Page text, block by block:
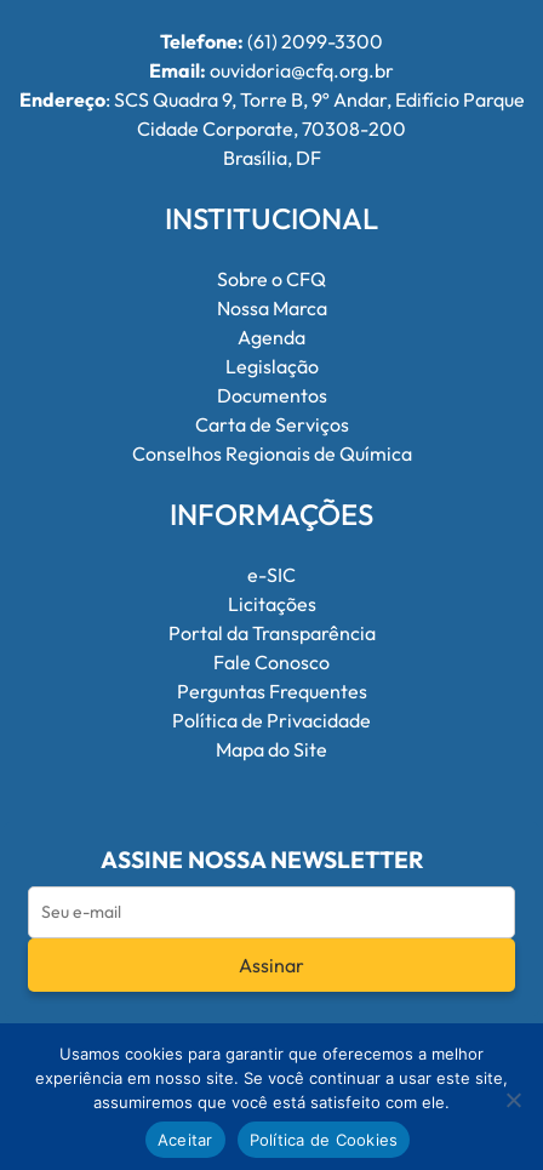
Telefone: (61) 2099-3300
Email: ouvidoria@cfq.org.br
Endereço: SCS Quadra 9, Torre B, 9º Andar, Edifício Parque
Cidade Corporate, 70308-200
Brasília, DF
INSTITUCIONAL
Sobre o CFQ
Nossa Marca
Agenda
Legislação
Documentos
Carta de Serviços
Conselhos Regionais de Química
INFORMAÇÕES
e-SIC
Licitações
Portal da Transparência
Fale Conosco
Perguntas Frequentes
Política de Privacidade
Mapa do Site
ASSINE NOSSA NEWSLETTER
Assinar
Redes Sociais do Conselho Federal de
© 2026 - Conselho Federal de Química
Usamos cookies para garantir que oferecemos a melhor
experiência em nosso site. Se você continuar a usar este site,
assumiremos que você está satisfeito com ele.
Aceitar
Política de Cookies